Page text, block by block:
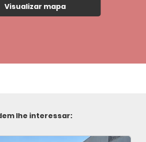
Visualizar mapa
lhe interessar: